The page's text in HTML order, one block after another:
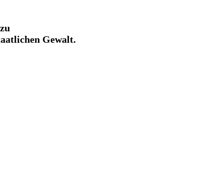
Gewalt.